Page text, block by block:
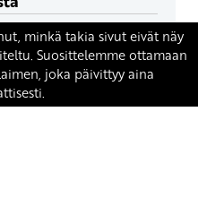
sateenkaari
also a struggle for
security